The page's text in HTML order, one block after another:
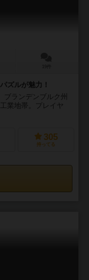
ズルが魅力！
ブランデンブルク州
業地帯。プレイヤ
305
持ってる